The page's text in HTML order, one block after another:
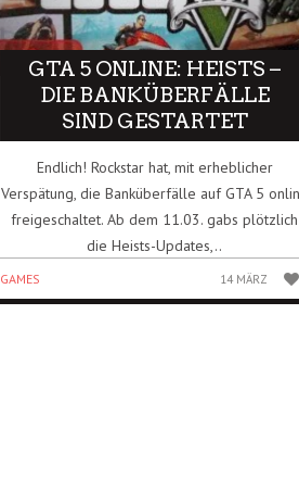
GTA 5 ONLINE: HEISTS –
DIE BANKÜBERFÄLLE
SIND GESTARTET
Endlich! Rockstar hat, mit erheblicher
Verspätung, die Banküberfälle auf GTA 5
freigeschaltet. Ab dem 11.03. gabs plötzlich
die Heists-Updates,..
GAMES 14 MÄRZ